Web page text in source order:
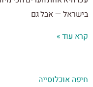
— אבל גם
עוד »
אוכלוסייה